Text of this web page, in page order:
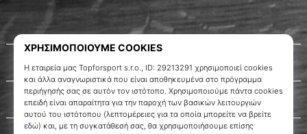
Σχετικά μ' εμάς
Εξυπηρέτηση πελατών